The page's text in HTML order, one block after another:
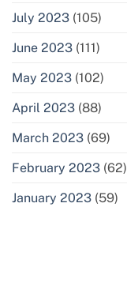
July 2023 (105)
June 2023 (111)
May 2023 (102)
April 2023 (88)
March 2023 (69)
February 2023 (62)
January 2023 (59)